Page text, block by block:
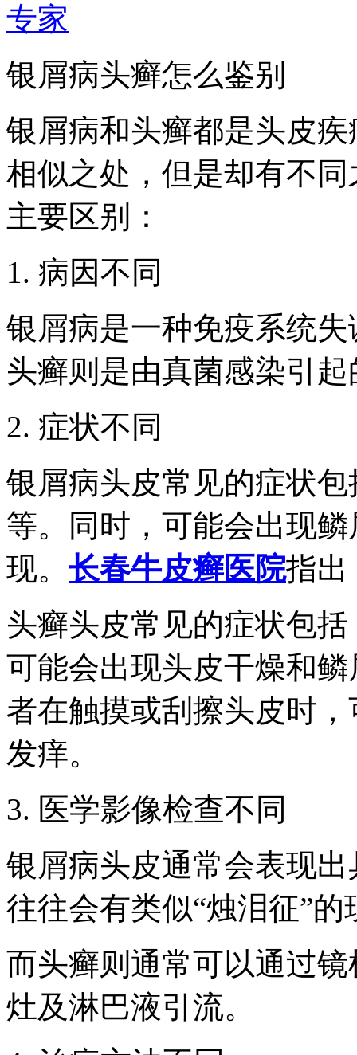
专家
银屑病头癣怎么鉴别
银屑病和头癣都是头皮
相似之处，但是却有不
主要区别：
1. 病因不同
银屑病是一种免疫系统
头癣则是由真菌感染引
2. 症状不同
银屑病头皮常见的症状
等。同时，可能会出现
现。 长春牛皮癣医院指出
头癣头皮常见的症状包
可能会出现头皮干燥和
者在触摸或刮擦头皮时
发痒。
3. 医学影像检查不同
银屑病头皮通常会表现
往往会有类似“烛泪征”的
而头癣则通常可以通过
灶及淋巴液引流。